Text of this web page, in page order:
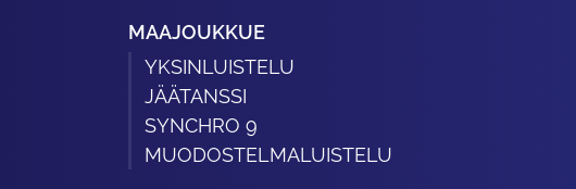
MAAJOUKKUE
YKSINLUISTELU
JÄÄTANSSI
SYNCHRO 9
MUODOSTELMALUISTELU